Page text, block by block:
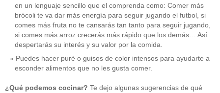
en un lenguaje sencillo que el comprenda como: Comer más
brócoli te va dar más energía para seguir jugando el futbol, si
comes más fruta no te cansarás tan tanto para seguir jugando,
si comes más arroz crecerás más rápido que los demás… Así
despertarás su interés y su valor por la comida.
Puedes hacer puré o guisos de color intensos para ayudarte a
esconder alimentos que no les gusta comer.
¿Qué podemos cocinar? Te dejo algunas sugerencias de qué